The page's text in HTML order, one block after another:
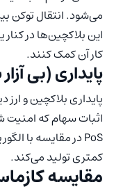
می‌شود. انتقال توکن
این بلاکچین‌ها در
کار آن کمک کنند.
پایداری (بی
پایداری بلاکچین و
اثبات سهام که
کمتری تولید می‌کند.
مقایسه